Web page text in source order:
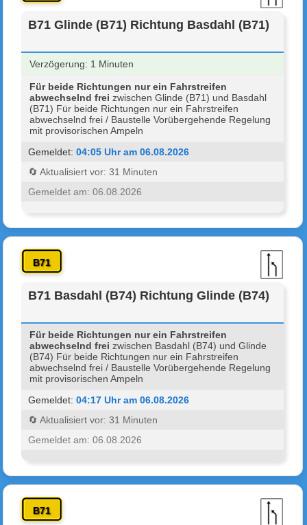
B71 Glinde (B71) Richtung Basdahl (B71)
Verzögerung: 1 Minuten
Für beide Richtungen nur ein Fahrstreifen
abwechselnd frei zwischen Glinde (B71) und Basdahl
(B71) Für beide Richtungen nur ein Fahrstreifen
abwechselnd frei / Baustelle Vorübergehende Regelung
mit provisorischen Ampeln
Gemeldet:04:05 Uhr am 06.08.2026
🔄 Aktualisiert vor: 31 Minuten
Gemeldet am: 06.08.2026
B71
B71 Basdahl (B74) Richtung Glinde (B74)
Für beide Richtungen nur ein Fahrstreifen
abwechselnd frei zwischen Basdahl (B74) und Glinde
(B74) Für beide Richtungen nur ein Fahrstreifen
abwechselnd frei / Baustelle Vorübergehende Regelung
mit provisorischen Ampeln
Gemeldet:04:17 Uhr am 06.08.2026
🔄 Aktualisiert vor: 31 Minuten
Gemeldet am: 06.08.2026
B71